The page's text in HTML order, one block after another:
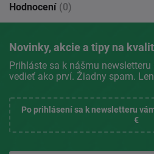
Hodnocení (0)
Novinky, akcie a tipy na
Prihláste sa k nášmu
vedieť ako prví. Žiadny spam.
Po prihlásení sa k newsletteru
€